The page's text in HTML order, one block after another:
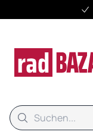
Suche